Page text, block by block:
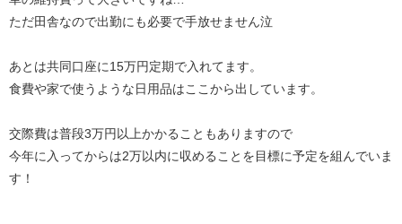
ただ田舎なので出勤にも必要で手放せません泣
あとは共同口座に15万円定期で入れてます。
食費や家で使うような日用品はここから出しています。
交際費は普段3万円以上かかることもありますので
今年に入ってからは2万以内に収めることを目標に予定を組んでいま
す！